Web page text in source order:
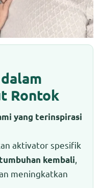
Rontok
yang terinspirasi
aktivator spesifik
kembali
meningkatkan